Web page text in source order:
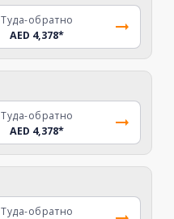
Туда-обратно
AED 4,378*
Туда-обратно
AED 4,378*
Туда-обратно